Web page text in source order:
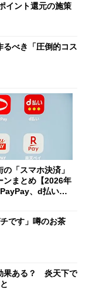
イント還元の施策
るべき「圧倒的コス
の「スマホ決済」
ンまとめ【2026年
、d払い、a
です」噂のお茶
果ある？ 炎天下で